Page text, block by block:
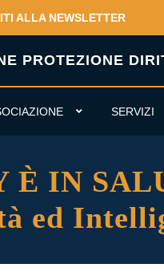
ALLA NEWSLETTER
PROTEZIONE
SERVIZI
È IN
ed